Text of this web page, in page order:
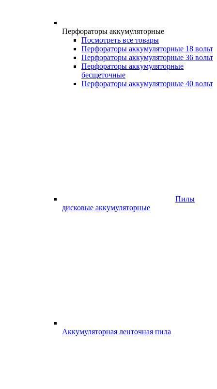
Перфораторы аккумуляторные
Посмотреть все товары
Перфораторы аккумуляторные 18 вольт
Перфораторы аккумуляторные 36 вольт
Перфораторы аккумуляторные
бесщеточные
Перфораторы аккумуляторные 40 вольт
Пилы
дисковые аккумуляторные
Аккумуляторная ленточная пила